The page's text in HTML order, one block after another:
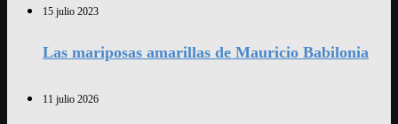
15 julio 2023
Las mariposas amarillas de Mauricio Babilonia
11 julio 2026